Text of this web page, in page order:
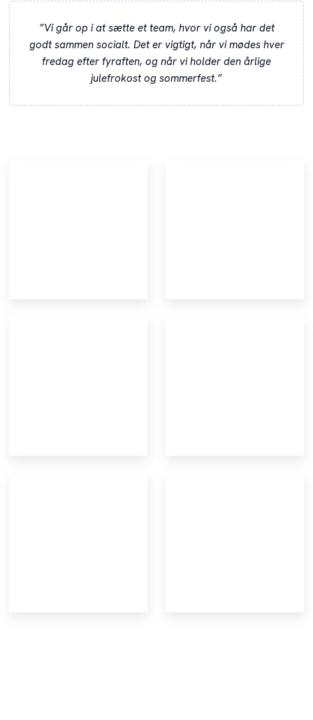
”Vi går op i at sætte et team, hvor vi også har det
godt sammen socialt. Det er vigtigt, når vi mødes hver
fredag efter fyraften, og når vi holder den årlige
julefrokost og sommerfest.”